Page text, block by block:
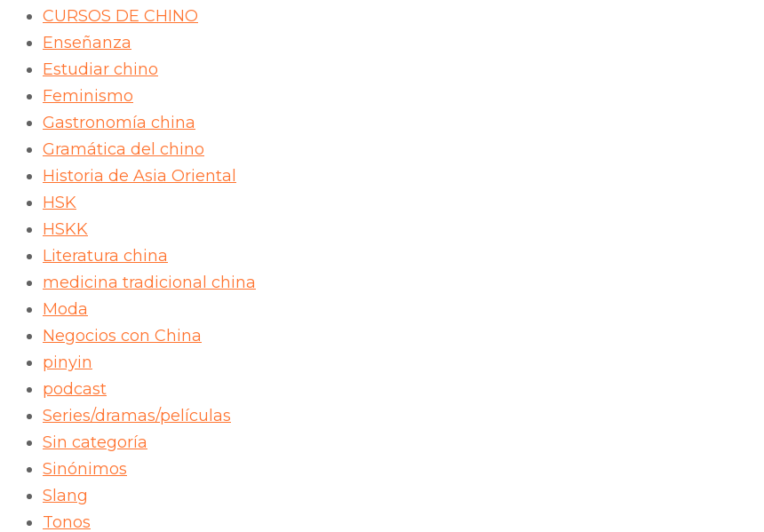
CURSOS DE CHINO
Enseñanza
Estudiar chino
Feminismo
Gastronomía china
Gramática del chino
Historia de Asia Oriental
HSK
HSKK
Literatura china
medicina tradicional china
Moda
Negocios con China
pinyin
podcast
Series/dramas/películas
Sin categoría
Sinónimos
Slang
Tonos